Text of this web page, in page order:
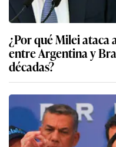
¿Por qué Milei ataca
entre Argentina y
décadas?